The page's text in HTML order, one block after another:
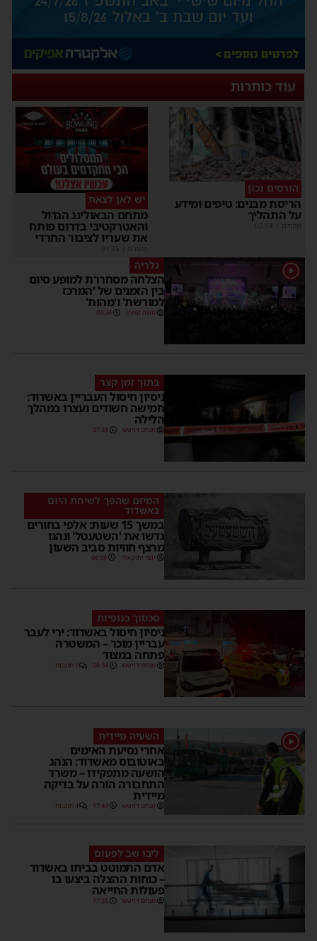
עוד כותרות
הורסים נכון
הריסת מבנים: טיפים ומידע
על התהליך
מקודם
יש לאן לצאת
מתחם הבאולינג הגדול
והאטרקטיבי בדרום פותח
את שעריו לציבור החרדי
מקודם
1 גלריה
הצלחה מסחררת למופע סיום
בין הזמנים של 'המרכז
למורשת' ו'מהות'
משה קאהן 09:34
בתוך זמן קצר
ניסיון חיסול העבריין באשדוד:
חמישה חשודים נעצרו במהלך
הלילה
מנחם דויטש 07:35
המיזם שהפך לשיחת היום
באשדוד
במשך 15 שעות: אלפי בחורים
גדשו את 'השטעטל' ונהנו
מרצף חוויות סביב השעון
יוסי יחזקאלי 06:59
סכסוך כנופיות
ניסיון חיסול באשדוד: ירי לעבר
עבריין מוכר – המשטרה
פתחה במצוד
מנחם דויטש 06:54 1 תגובות
1 השעיה מיידית
אחרי נסיעת האימים
באוטובוס מאשדוד: הנהג
הושעה מתפקידו – משרד
התחבורה הורה על בדיקה
מיידית
מנחם דויטש 17:44 4 תגובות
ליבו שב לפעום
אדם התמוטט בביתו באשדוד
– כוחות ההצלה ביצעו בו
פעולות החייאה
מנחם דויטש 17:35